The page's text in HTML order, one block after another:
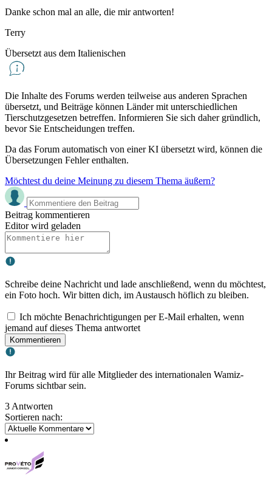
Danke schon mal an alle, die mir antworten!
Terry
Übersetzt aus dem Italienischen
Die Inhalte des Forums werden teilweise aus anderen Sprachen
übersetzt, und Beiträge können Länder mit unterschiedlichen
Tierschutzgesetzen betreffen. Informieren Sie sich daher gründlich,
bevor Sie Entscheidungen treffen.
Da das Forum automatisch von einer KI übersetzt wird, können die
Übersetzungen Fehler enthalten.
Möchtest du deine Meinung zu diesem Thema äußern?
Beitrag kommentieren
Editor wird geladen
Schreibe deine Nachricht und lade anschließend, wenn du möchtest,
ein Foto hoch. Wir bitten dich, im Austausch höflich zu bleiben.
Ich möchte Benachrichtigungen per E-Mail erhalten, wenn
jemand auf dieses Thema antwortet
Kommentieren
Ihr Beitrag wird für alle Mitglieder des internationalen Wamiz-
Forums sichtbar sein.
3 Antworten
Sortieren nach: